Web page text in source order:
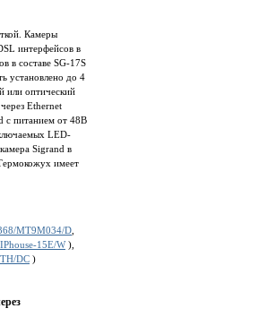
Камеры
интерфейсов в
в составе SG-17S
установлено до 4
или оптический
Ethernet
с питанием от 48В
LED-
Sigrand в
имеет
MT9M034/D
IPhouse-15E/W),
DC )